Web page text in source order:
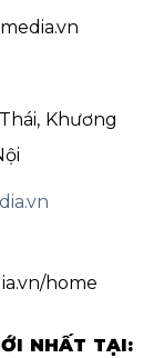
Khương
home
NHẤT TẠI: